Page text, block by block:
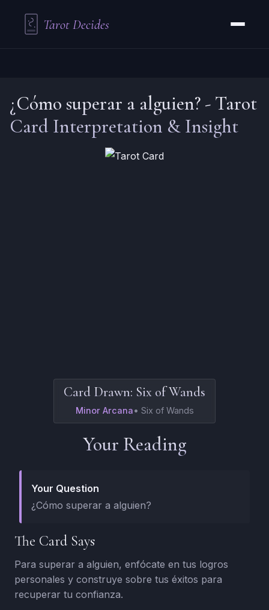
Tarot Decides
¿Cómo superar a alguien? - Tarot
Card Interpretation & Insight
Card Drawn: Six of Wands
Minor Arcana• Six of Wands
Your Reading
Your Question
¿Cómo superar a alguien?
The Card Says
Para superar a alguien, enfócate en tus logros
personales y construye sobre tus éxitos para
recuperar tu confianza.